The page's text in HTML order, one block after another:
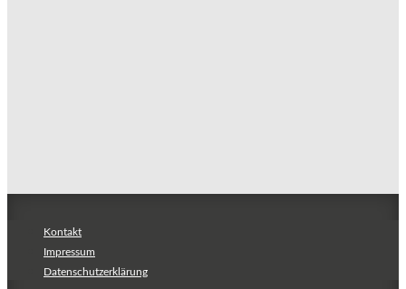
Kontakt
Impressum
Datenschutzerklärung